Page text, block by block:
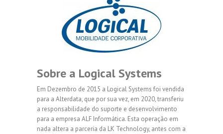
Sobre a Logical Systems
Em Dezembro de 2015 a Logical Systems foi vendida
para a Alterdata, que por sua vez, em 2020, transferiu
a responsabilidade do suporte e desenvolvimento
para a empresa ALF Informática. Esta operação em
nada altera a parceria da LK Technology, antes com a